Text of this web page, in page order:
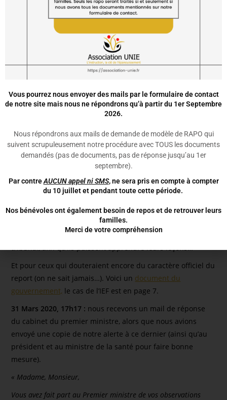
regret de leur imposer la non-scolarisation d’office…
Minutes de l’asso, 16/3/2020
, 19h30 : Caen a du prendre un
coup de semonce de Toutatis, car il vient de rentrer dans le
rang et d’admettre qu’il doit ajourner également, sa potion
magique ne protégeait visiblement pas, finalement, du
Covid-19 (zut! ça aurait été pratique!).
Toutes les académies semblentenfinavoir décidé
d’appliquer les consignes,derespecter les règles relatives
cycle 3…), et se réfèrent aux règles et adoptent le
comportement adéquat (domaine 3, cycle 2), il aura fallu
pour certainesplusieurs jours, et ne parlons pas de celles
qui ont effectivement forcé des familles à briser le
confinement,s’imposant chez elles, entre autres. A ce
propos nous songeons sérieusement à préparer un cours
sur le thème «Domaine 3 : la formation de la personne et
du citoyen : Prendre en compte les règles communes.
Comprendre la règle et le droit» avec travaux pratiques au
tribunal, afin qu’ils puissent apprendre leurs leçons…
Et pour ceux qui douteraient encore du caractère officiel du
report (on ne sait jamais…). Voici un document du
gouvernement, le cas de l’IEF est en page 7.
31 Mars 2020, 17h17 : nous recevons un mail de réponse
du cabinet du premier ministre, alors que nous avions
envoyé une copie de notre alerte à ce dernier (ainsi qu’au
président et au ministre de la santé pour faire bonne
mesure).
« Madame, Monsieur,
Vous avez fait part au Premier ministre de vos observations
Vous pourrez nous envoyer des mails par le formulaire de contact
de notre site mais nous ne répondrons qu’à partir du 1er Septembre
2026.
Nous répondrons aux mails de demande de modèle de RAPO qui
suivent scrupuleusement notre procédure avec TOUS les documents
demandés (pas de documents, pas de réponse jusqu’au 1er
septembre).
Par contreAUCUNappel ni SMS, ne sera pris en compte à compter
du 10 juillet et pendant toute cette période.
Nos bénévoles ont également besoin de repos et de retrouver leurs
familles.
Merci de votre compréhension